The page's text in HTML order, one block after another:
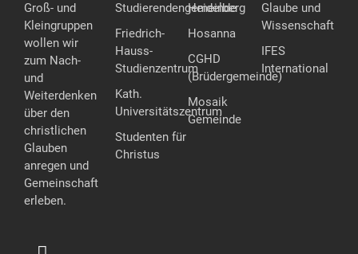
Groß- und
Kleingruppen
wollen wir
zum Nach-
und
Weiterdenken
über den
christlichen
Glauben
anregen und
Gemeinschaft
erleben.
Studierendengemeinde
Friedrich-
Hauss-
Studienzentrum
Kath.
Universitätszentrum
Studenten für
Christus
Heidelberg
Hosanna
CGHD
(Brüdergemeinde)
Mosaik
Gemeinde
Glaube und
Wissenschaft
IFES
International